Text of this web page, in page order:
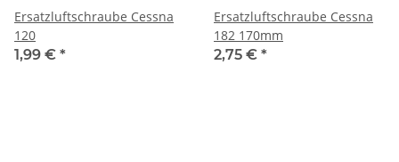
Ersatzluftschraube Cessna
120
1,99 € *
Ersatzluftschraube Cessna
182 170mm
2,75 € *